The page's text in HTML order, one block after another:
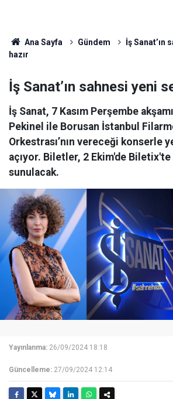
Ana Sayfa Gündem
İş Sanat’ın
hazır
İş Sanat’ın sahnesi yeni
İş Sanat, 7 Kasım Perşembe
Pekinel ile Borusan İstanbul
Orkestrası’nın vereceği konserle
açıyor. Biletler, 2 Ekim'de Biletix'te
sunulacak.
Yayınlanma: 26/09/2024 18:18
Güncelleme: 27/09/2024 12:14